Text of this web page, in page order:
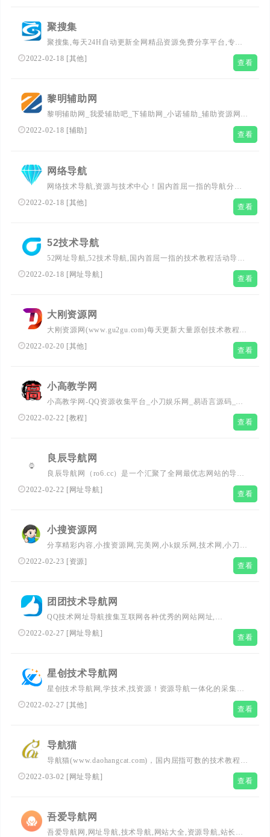
聚搜集
聚搜集,每天24H自动更新全网精品资源免费分享平台,专注
网络活动线报,技术教程,自学教程,网站源码,技术导航等,聚
2022-02-18 [其他] 查看
黎明辅助网
黎明辅助网_我爱辅助吧_下辅助网_小诺辅助_辅助资源网_
我爱辅助_游戏辅助论坛_小刀娱乐资源网 - 综合交流分享我
2022-02-18 [辅助] 查看
网络导航
网络技术导航,资源与技术中心！国内首屈一指的导航分类
平台，最全面最权威的资源与技术网址导航！你想要的网站
2022-02-18 [其他] 查看
52技术导航
52网址导航,52技术导航,国内首屈一指的技术教程活动导航
分类平台，站点已累计收录数千网站，累计为中国网民提供
多达数亿的访问点击，满足用户随时查阅最全面最权威的文
2022-02-18 [网址导航] 查看
大刚资源网
大刚资源网(www.gu2gu.com)每天更新大量原创技术教程,
线报活动,QQ软件等,欢迎各位小刀娱乐网的基佬访问学习,
2022-02-20 [其他] 查看
小高教学网
小高教学网-QQ资源收集平台_小刀娱乐网_易语言源码_网
站源码_QQ业务乐园-专注资源收集分享_小高教程刚更新技
2022-02-22 [教程] 查看
良辰导航网
良辰导航网（ro6.cc）是一个汇聚了全网最优志网站的导航
网，简洁的排版更容易找到需要的网站、免费收录网、小刀
娱乐、服务器、论坛、资源网等各种名站汇聚于此，良辰导
2022-02-22 [ 网址导航] 查看
小搜资源网
分享精彩内容,小搜资源网,完美网,小k娱乐网,技术网,小刀资
源网,导航网,小高教学网
2022-02-23 [资源] 查看
团团技术导航网
QQ技术网址导航搜集互联网各种优秀的网站网址,
（50cc.cn）新技术导航网全力打造全网最实用简洁的QQ技
术网址导航基地,一站式网络技术学习起点站,用心打造最实
2022-02-27 [ 网址导航] 查看
星创技术导航网
星创技术导航网,学技术,找资源！资源导航一体化的采集平
台专业收录优志网站，分享优志资源如小高级教程，小刀娱
2022-02-27 [其他] 查看
导航猫
导航猫(www.daohangcat.com)，国内屈指可数的技术教程活
动目录导航分类平台，站点已累计收录数千网站，累计为中
国网民提供多达数亿的访问点击，满足用户随时查阅最全面
2022-03-02 [ 网址导航] 查看
吾爱导航网
吾爱导航网,网址导航,技术导航,网站大全,资源导航,站长工